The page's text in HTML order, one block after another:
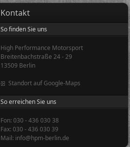
Kontakt
So finden Sie uns
High Performance Motorsport
Breitenbachstraße 24 - 29
13509 Berlin
Standort auf Google-Maps
So erreichen Sie uns
Fon: 030 - 436 030 38
Fax: 030 - 436 030 39
Mail: info@hpm-berlin.de